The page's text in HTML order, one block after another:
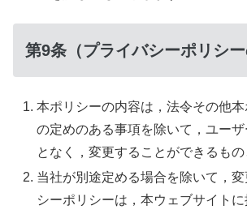
第9条（プライバシーポリシー
本ポリシーの内容は，法令その他
の定めのある事項を除いて，ユーザ
となく，変更することができるもの
当社が別途定める場合を除いて，
シーポリシーは，本ウェブサイト